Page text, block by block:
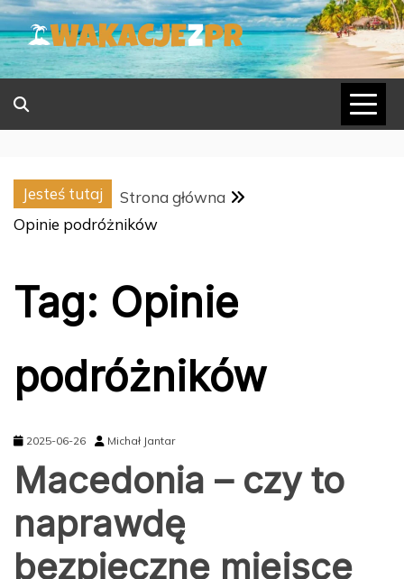
Skip
to
content
Jesteś tutaj
Strona główna
Opinie podróżników
Tag: Opinie
podróżników
2025-06-26 Michał Jantar
Macedonia – czy to
naprawdę
bezpieczne miejsce